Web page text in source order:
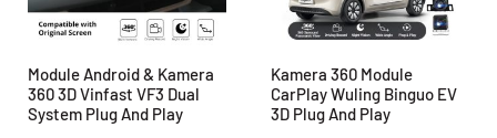
Module Android & Kamera
360 3D Vinfast VF3 Dual
System Plug And Play
Kamera 360 Module
CarPlay Wuling Binguo EV
3D Plug And Play